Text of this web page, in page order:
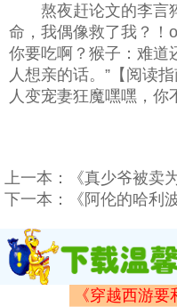
熬夜赶论文的李言猝
命，我偶像救了我？！
你要吃啊？猴子：难
人想亲的话。”【阅读
人变宠妻狂魔嘿嘿，你
上一本：
《真少爷被卖
下一本：
《阿伦的哈利
《穿越西游要